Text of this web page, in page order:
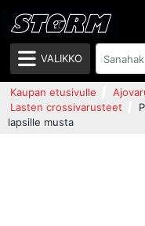
VALIKKO
Kaupan etusivulle
Lasten crossivarusteet
lapsille musta